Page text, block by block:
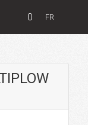
0 FR